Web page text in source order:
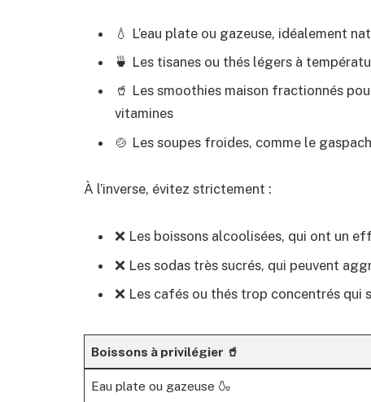
💧 L’eau plate ou gazeuse, idéalement
🍵 Les tisanes ou thés légers à
🥤 Les smoothies maison fractionnés
vitamines
🍲 Les soupes froides, comme le
À l’inverse, évitez strictement :
❌ Les boissons alcoolisées, qui ont un
❌ Les sodas très sucrés, qui peuvent
❌ Les cafés ou thés trop concentrés qui
Boissons à privilégier 🥤
Eau plate ou gazeuse 🍶